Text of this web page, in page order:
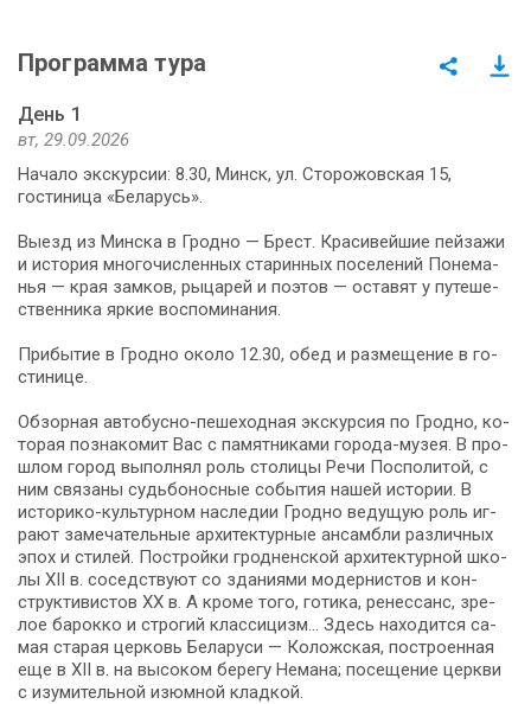
Программа тура
День 1
вт, 29.09.2026
Начало экскурсии: 8.30, Минск, ул. Сторожовская 15,
гостиница «Беларусь».
Выезд из Мин­ска в Грод­но — Брест. Красивейшие пей­за­жи
и ис­то­рия мно­го­чис­лен­ных ста­рин­ных по­се­ле­ний По­не­ма­
нья — края зам­ков, ры­ца­рей и по­этов — оста­вят у пу­те­ше­
ствен­ни­ка яр­кие вос­по­ми­на­ния.
При­бы­тие в Грод­но око­ло 12.30, обед и раз­ме­ще­ние в го­
сти­ни­це.
Об­зор­ная автобусно-пешеходная экскурсия по Гродно, ко­
то­рая по­зна­ко­мит Вас с па­мят­ни­ка­ми города-музея. В про­
шлом го­род вы­пол­нял роль сто­ли­цы Ре­чи Поспо­ли­той, с
ним свя­за­ны судь­бо­нос­ные со­бы­тия на­шей ис­то­рии. В
историко-культурном на­сле­дии Грод­но ве­ду­щую роль иг­
ра­ют за­ме­ча­тель­ные ар­хи­тек­тур­ные ан­сам­бли раз­лич­ных
эпох и сти­лей. По­строй­ки грод­нен­ской ар­хи­тек­тур­ной шко­
лы XII в. со­сед­ству­ют со зда­ни­я­ми мо­дер­ни­стов и кон­
струк­ти­ви­стов XX в. А кроме то­го, го­ти­ка, ре­нес­санс, зре­
лое ба­рок­ко и стро­гий клас­си­цизм… Здесь на­хо­дит­ся са­
мая ста­рая цер­ковь Бе­ла­ру­си — Коложская, по­стро­ен­ная
еще в XII в. на вы­со­ком бе­ре­гу Не­ма­на; посещение церк­ви
с изу­ми­тель­ной изюм­ной клад­кой.